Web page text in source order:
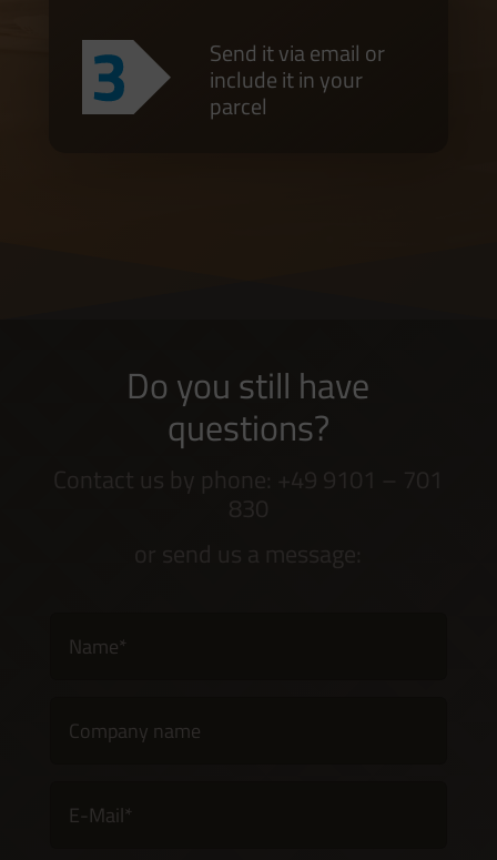
Send it via email or
include it in your
parcel
Do you still have
questions?